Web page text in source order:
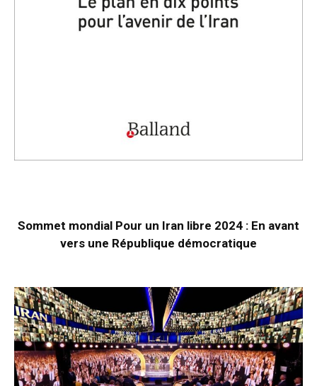
Sommet mondial Pour un Iran libre 2024 : En avant
vers une République démocratique